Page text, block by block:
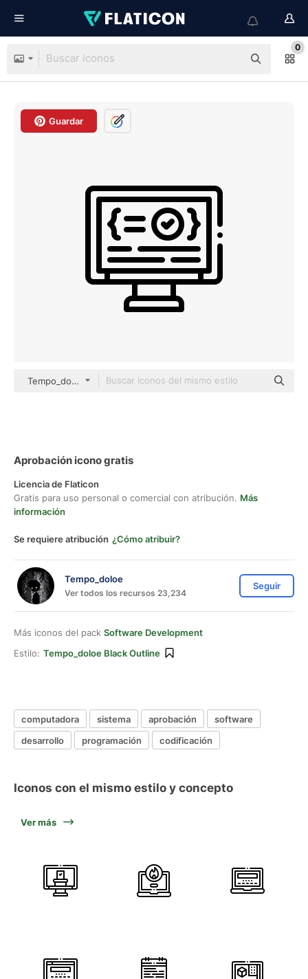
0
Guardar
Tempo_doloe black outline
Aprobación icono gratis
Licencia de Flaticon
Gratis para uso personal o comercial con atribución. Más
información
Se requiere atribución ¿Cómo atribuir?
Tempo_doloe
Ver todos los recursos 23,234
Seguir
Más iconos del pack Software Development
Estilo: Tempo_doloe Black Outline
computadora sistema aprobación
software
desarrollo
programación codificación
Iconos con el mismo estilo y concepto
Ver más